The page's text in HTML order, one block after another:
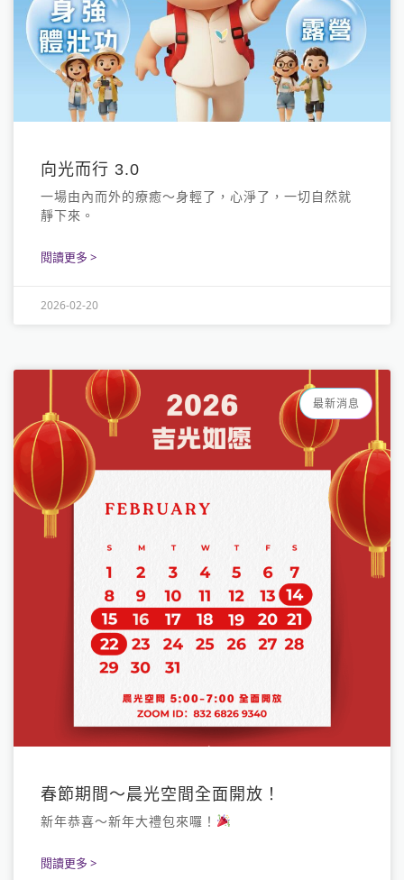
向光而行 3.0
一場由內而外的療癒～身輕了，心淨了，一切自然就
靜下來。
閱讀更多 >
2026-02-20
最新消息
春節期間～晨光空間全面開放！
新年恭喜～新年大禮包來囉！
閱讀更多 >